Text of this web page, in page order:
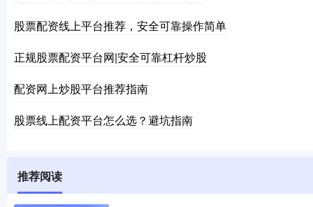
股票配资线上平台推荐，安全可靠操作简单
正规股票配资平台网|安全可靠杠杆炒股
配资网上炒股平台推荐指南
股票线上配资平台怎么选？避坑指南
推荐阅读